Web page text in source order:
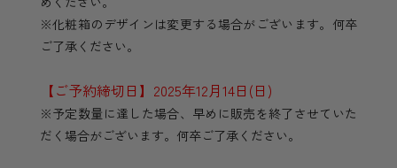
※化粧箱のデザインは変更する場合がございます。何卒
ご了承ください。
【ご予約締切日】2025年12月14日(日)
※予定数量に達した場合、早めに販売を終了させていた
だく場合がございます。何卒ご了承ください。